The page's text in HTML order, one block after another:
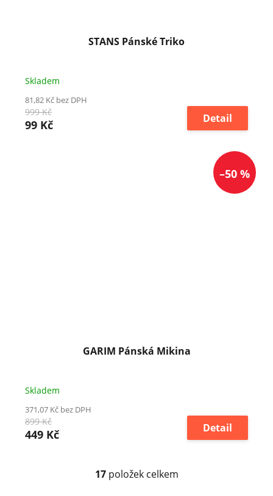
STANS Pánské Triko
Skladem
81,82 Kč bez DPH
999 Kč
99 Kč Detail
–50 %
GARIM Pánská Mikina
Skladem
371,07 Kč bez DPH
899 Kč
449 Kč Detail
O
17položek celkem